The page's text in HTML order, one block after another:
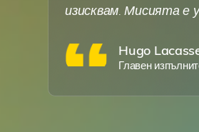
изисквам. Мисията е
Hugo
Главен